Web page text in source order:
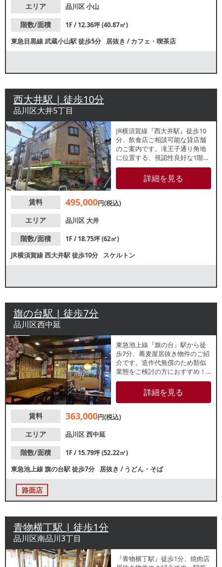
エリア
品川区小山
階数/面積
1F / 12.36坪 (40.87㎡)
東急目黒線武蔵小山駅徒歩5分 居抜き /カフェ・喫茶店
西大井駅 | 徒歩10分
品川区大井5丁目
JR横須賀線『西大井駅』徒歩10
分、飲食店ご相談可能な貸店舗
のご案内です。滝王子通り角地
に位置する、視認性良好な1階路
面店。周辺は住宅街が広がって
いるため、リピーター獲得が期
待できます。諸条件等、お気軽
詳細を見る
賃料 495,000円(税込)
エリア
品川区 大井
階数/面積
1F / 18.75坪 (62㎡)
JR横須賀線西大井駅徒歩10分 スケルトン
旗の台駅 | 徒歩7分
品川区西中延
東急池上線『旗の台』駅から徒
歩7分、蕎麦屋居抜き物件のご紹
介です。造作代無償のため類似
業態をご検討の方におすすめ！
マンション1階テナントで近隣住
民のランチ・ディナー需要が見
込めます。諸条件等、お気軽に
詳細を見る
賃料 363,000円(税込)
エリア
品川区西中延
階数/面積
1F / 15.79坪 (52.22㎡)
東急池上線旗の台駅徒歩7分 居抜き / うどん・そば
路面店
青物横丁駅 | 徒歩1分
品川区南品川3丁目
『青物横丁駅』徒歩1分、焼肉店